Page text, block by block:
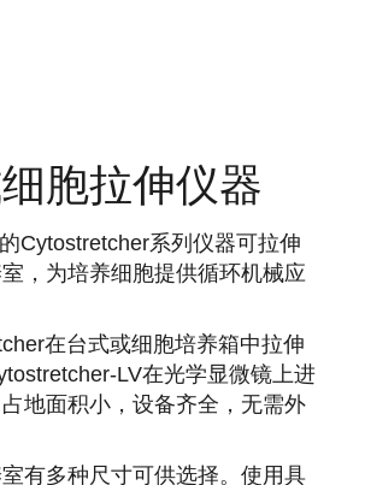
胞拉伸仪器
Cytostretcher系列仪器可拉伸
，为培养细胞提供循环机械应
在台式或细胞培养箱中拉伸
LV在光学显微镜上进
占地面积小，设备齐全，无需外
有多种尺寸可供选择。使用具